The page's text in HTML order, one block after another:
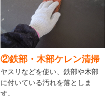
②鉄部・木部ケレン清掃
ヤスリなどを使い、鉄部や木部
に付いている汚れを落としま
す。